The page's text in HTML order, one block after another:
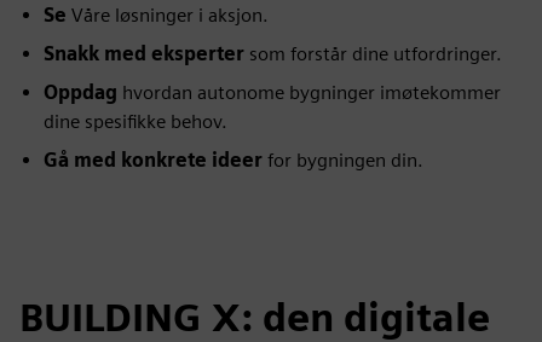
Se Våre løsninger i aksjon.
Snakk med eksperter som forstår dine utfordringer.
Oppdag hvordan autonome bygninger imøtekommer
dine spesifikke behov.
Gå med konkrete ideer for bygningen din.
BUILDING X: den digitale